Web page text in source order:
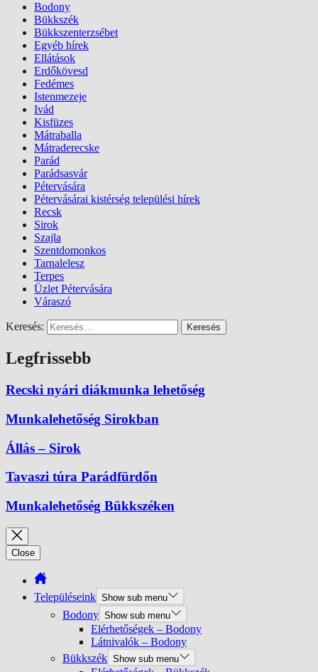
Bodony
Bükkszék
Bükkszenterzsébet
Egyéb hírek
Ellátások
Erdőkövesd
Fedémes
Istenmezeje
Ivád
Kisfüzes
Mátraballa
Mátraderecske
Parád
Parádsasvár
Pétervására
Pétervásárai kistérség települési hírek
Recsk
Sirok
Szajla
Szentdomonkos
Tarnalelesz
Terpes
Üzlet Pétervására
Váraszó
Keresés:
Legfrissebb
Recski nyári diákmunka lehetőség
Munkalehetőség Sirokban
Állás – Sirok
Tavaszi túra Parádfürdőn
Munkalehetőség Bükkszéken
Close
Településeink Show sub menu
Bodony Show sub menu
Elérhetőségek – Bodony
Látnivalók – Bodony
Bükkszék Show sub menu